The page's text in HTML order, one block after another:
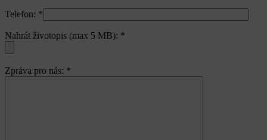
Telefon: *
Nahrát životopis (max 5 MB): *
Zpráva pro nás: *